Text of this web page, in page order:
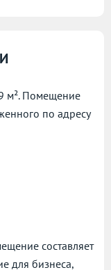
м². Помещение
по адресу
составляет
для бизнеса,